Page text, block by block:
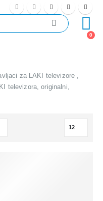
0
za LAKI televizore ,
televizora, originalni,